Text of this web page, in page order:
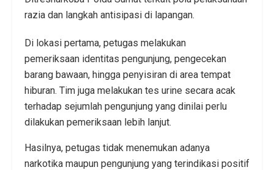
razia dan langkah antisipasi di lapangan.
Di lokasi pertama, petugas melakukan
pemeriksaan identitas pengunjung, pengecekan
barang bawaan, hingga penyisiran di area tempat
hiburan. Tim juga melakukan tes urine secara acak
terhadap sejumlah pengunjung yang dinilai perlu
dilakukan pemeriksaan lebih lanjut.
Hasilnya, petugas tidak menemukan adanya
narkotika maupun pengunjung yang terindikasi positif